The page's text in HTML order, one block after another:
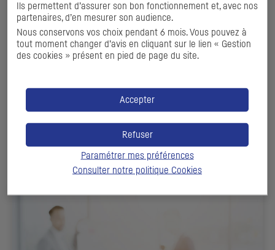
& EVALUATION ET DIAGNOSTIC
DÉCOUVRIR
Ils permettent d’assurer son bon fonctionnement et, avec nos
partenaires, d’en mesurer son audience.
Nous conservons vos choix pendant 6 mois. Vous pouvez à
tout moment changer d’avis en cliquant sur le lien « Gestion
des cookies » présent en pied de page du site.
Accepter
Refuser
Paramétrer mes préférences
Consulter notre politique Cookies